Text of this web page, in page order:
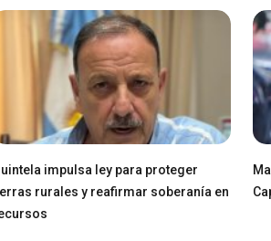
impulsa ley para proteger
rurales y reafirmar soberanía en